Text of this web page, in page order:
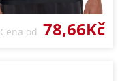
Cena od 78,66Kč